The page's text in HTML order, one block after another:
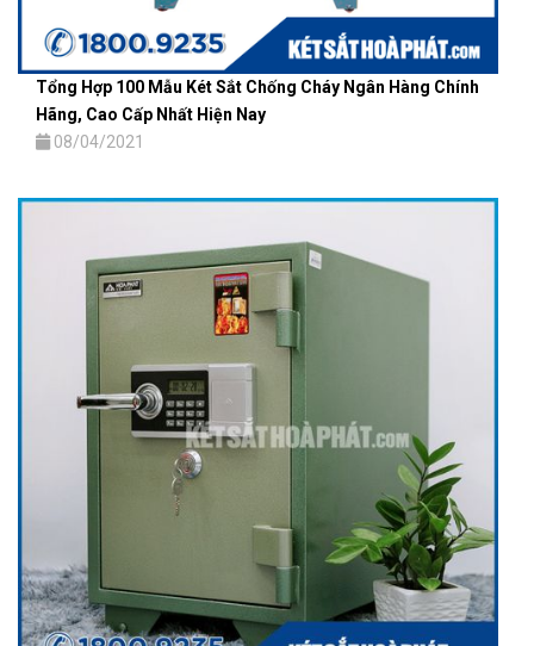
Tổng Hợp 100 Mẫu Két Sắt Chống Cháy Ngân Hàng Chính
Hãng, Cao Cấp Nhất Hiện Nay
08/04/2021